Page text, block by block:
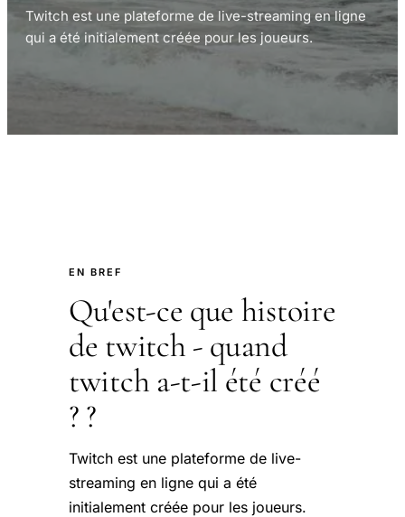
Twitch est une plateforme de live-streaming en ligne
qui a été initialement créée pour les joueurs.
EN BREF
Qu'est-ce que histoire
de twitch - quand
twitch a-t-il été créé
? ?
Twitch est une plateforme de live-
streaming en ligne qui a été
initialement créée pour les joueurs.